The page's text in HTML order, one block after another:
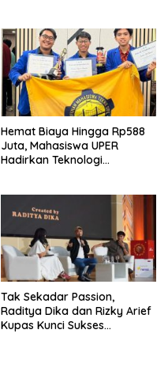
Hemat Biaya Hingga Rp588
Juta, Mahasiswa UPER
Hadirkan Teknologi
Tak Sekadar Passion,
Raditya Dika dan Rizky Arief
Kupas Kunci Sukses